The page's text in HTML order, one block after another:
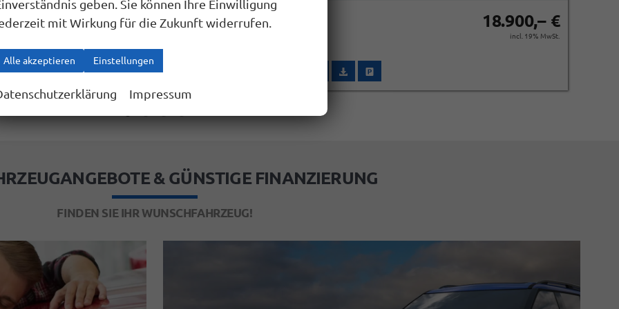
13.900,– €
Wir rufen Sie an
Fahrzeugexposé (PDF)
Fahrzeug parken
18.900,– €
incl. 19% MwSt.
Wir rufen Sie anFahrzeugexposé (PDF)
& GÜNSTIGE FINANZIERUNG
FINDEN SIE IHR WUNSCHFAHRZEUG!
geben. Sie können Ihre Einwilligung
mit Wirkung für die Zukunft widerrufen.
Alle akzeptieren Einstellungen
Impressum